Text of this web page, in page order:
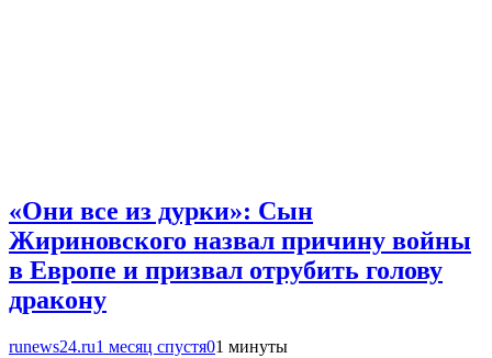
«Они все из дурки»: Сын
Жириновского назвал причину войны
в Европе и призвал отрубить голову
дракону
runews24.ru1 месяц спустя01 минуты